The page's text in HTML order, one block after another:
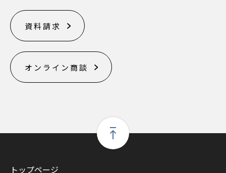
資料請求
オンライン商談
トップページ